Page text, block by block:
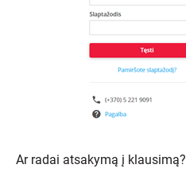
Ar radai atsakymą į klausimą?